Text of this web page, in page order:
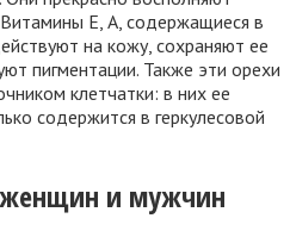
Е, А, содержащиеся в
на кожу, сохраняют ее
пигментации. Также эти орехи
клетчатки: в них ее
содержится в геркулесовой
женщин и мужчин